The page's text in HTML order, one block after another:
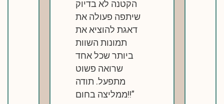
הקטנה לא בדיוק
שיתפה פעולה את
דאגת להוציא את
תמונות השוות
ביותר שכל אחד
שרואה פשוט
מתפעל. תודה
ממליצה בחום!!